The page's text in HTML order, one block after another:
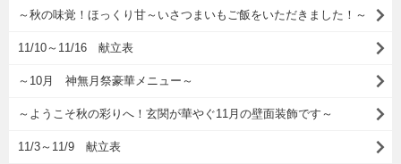
～秋の味覚！ほっくり甘～いさつまいもご飯をいただきました！～
11/10～11/16 献立表
～10月 神無月祭豪華メニュー～
～ようこそ秋の彩りへ！玄関が華やぐ11月の壁面装飾です～
11/3～11/9 献立表